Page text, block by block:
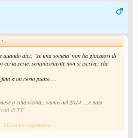
↑
quando dici: "se una societa' non ha giocatori di
certa serie, semplicemente non si iscrive; che
a un certo punto.....
o città vicina...siamo nel 2014 ....e tutta
di TT
b2,ovviamente andranno adeguate correttamente
Clicca per espandere...